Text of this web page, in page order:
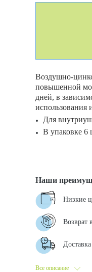
Воздушно-
повышенной
дней, в
использования
Для
В упаковке 6
Все описание
Наши
Низкие
Возврат